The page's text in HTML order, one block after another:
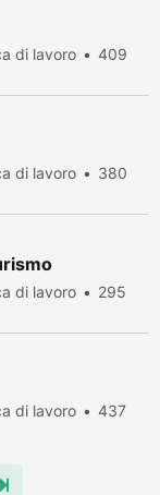
di lavoro
409
di lavoro
380
di lavoro
295
di lavoro
437